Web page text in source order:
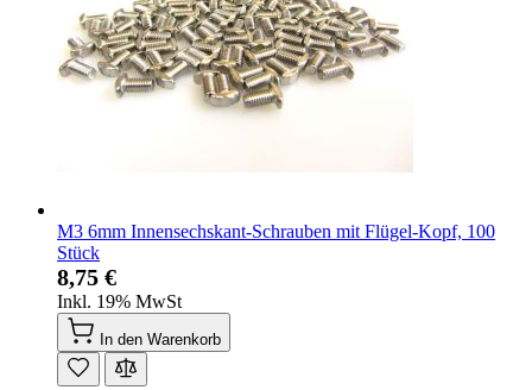
M3 6mm Innensechskant-Schrauben mit Flügel-Kopf, 100
Stück
8,75 €
Inkl. 19% MwSt
In den Warenkorb